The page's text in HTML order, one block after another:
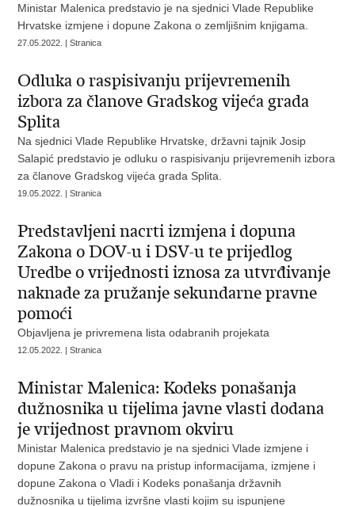
Ministar Malenica predstavio je na sjednici Vlade Republike
Hrvatske izmjene i dopune Zakona o zemljišnim knjigama.
27.05.2022. | Stranica
Odluka o raspisivanju prijevremenih
izbora za članove Gradskog vijeća grada
Splita
Na sjednici Vlade Republike Hrvatske, državni tajnik Josip
Salapić predstavio je odluku o raspisivanju prijevremenih izbora
za članove Gradskog vijeća grada Splita.
19.05.2022. | Stranica
Predstavljeni nacrti izmjena i dopuna
Zakona o DOV-u i DSV-u te prijedlog
Uredbe o vrijednosti iznosa za utvrđivanje
naknade za pružanje sekundarne pravne
pomoći
Objavljena je privremena lista odabranih projekata
12.05.2022. | Stranica
Ministar Malenica: Kodeks ponašanja
dužnosnika u tijelima javne vlasti dodana
je vrijednost pravnom okviru
Ministar Malenica predstavio je na sjednici Vlade izmjene i
dopune Zakona o pravu na pristup informacijama, izmjene i
dopune Zakona o Vladi i Kodeks ponašanja državnih
dužnosnika u tijelima izvršne vlasti kojim su ispunjene